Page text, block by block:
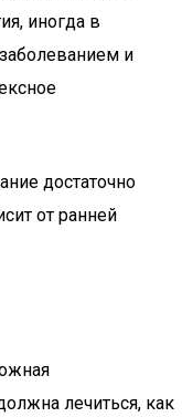
иногда в
и
достаточно
от ранней
лечиться, как